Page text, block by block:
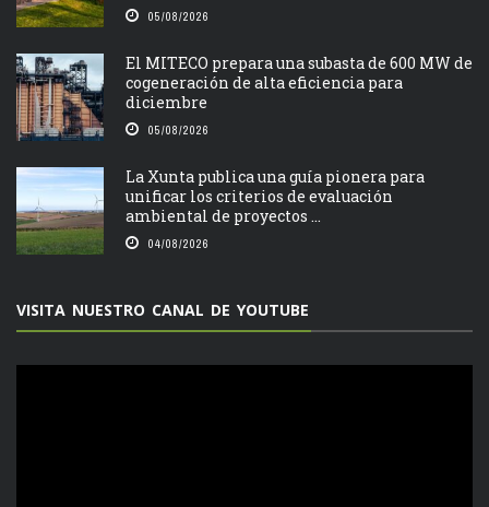
05/08/2026
El MITECO prepara una subasta de 600 MW de
cogeneración de alta eficiencia para
diciembre
05/08/2026
La Xunta publica una guía pionera para
unificar los criterios de evaluación
ambiental de proyectos ...
04/08/2026
VISITA NUESTRO CANAL DE YOUTUBE